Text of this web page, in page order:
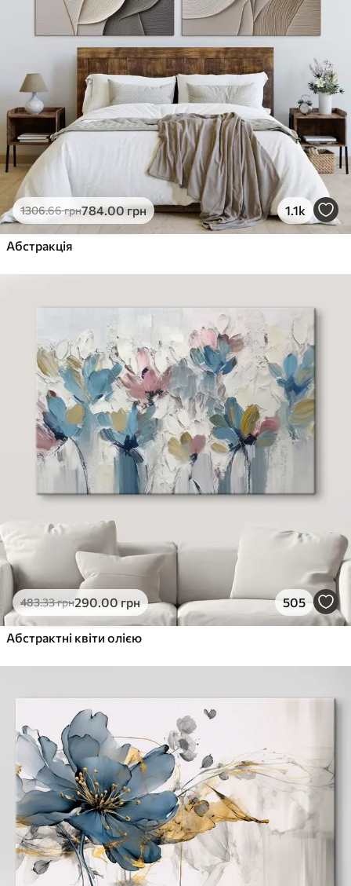
1306.66грн784.00грн 1.1k
Абстракція
483.33грн290.00грн 505
Абстрактні квіти олією